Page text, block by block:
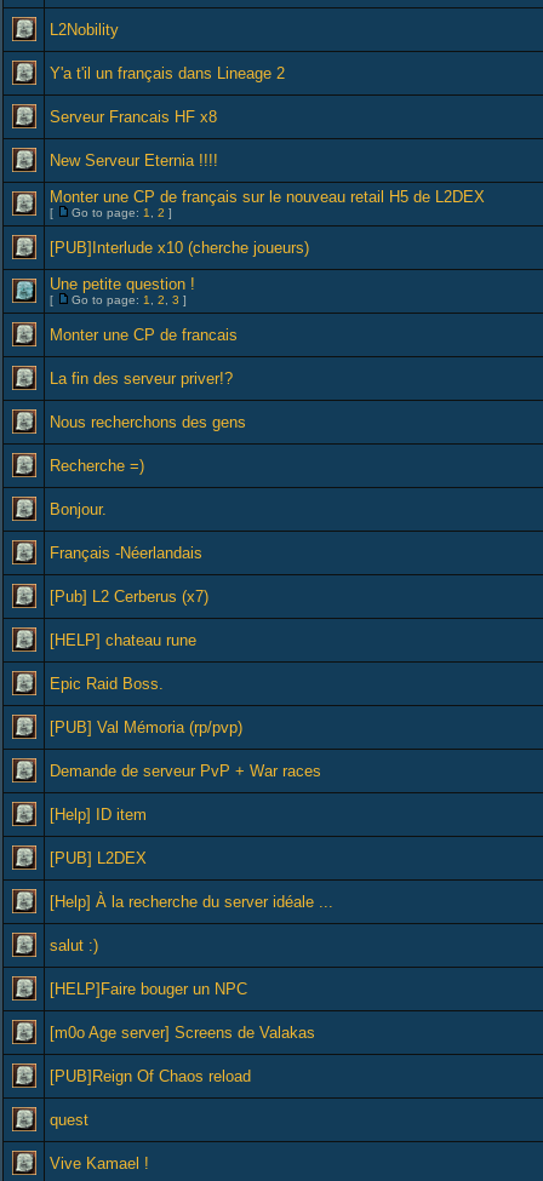
L2Nobility
Y'a t'il un français dans Lineage 2
Serveur Francais HF x8
New Serveur Eternia !!!!
Monter une CP de français sur le nouveau retail H5 de L2DEX
[ Go to page: 1 2 ]
[PUB]Interlude x10 (cherche joueurs)
Une petite question !
[ Go to page: 1 2 3 ]
Monter une CP de francais
La fin des serveur priver!?
Nous recherchons des gens
Recherche =)
Bonjour.
Français -Néerlandais
[Pub] L2 Cerberus (x7)
[HELP] chateau rune
Epic Raid Boss.
[PUB] Val Mémoria (rp/pvp)
Demande de serveur PvP + War races
[Help] ID item
[PUB] L2DEX
[Help] À la recherche du server idéale ...
salut :)
[HELP]Faire bouger un NPC
[m0o Age server] Screens de Valakas
[PUB]Reign Of Chaos reload
quest
Vive Kamael !